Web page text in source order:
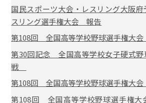
国民スポーツ大会・レスリング大阪
スリング選手権大会 報告
第108回 全国高等学校野球選手権大
第30回記念 全国高等学校女子硬式
戦
第108回 全国高等学校野球選手権大
第108回 全国高等学校野球選手権